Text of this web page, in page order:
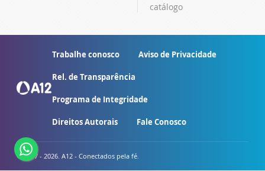
catálogo
Trabalhe conosco Aviso de Privacidade
Rel. de Transparência
Programa de Integridade
Direitos Autorais Fale Conosco
© 2007 - 2026. A12 - Conectados pela fé.